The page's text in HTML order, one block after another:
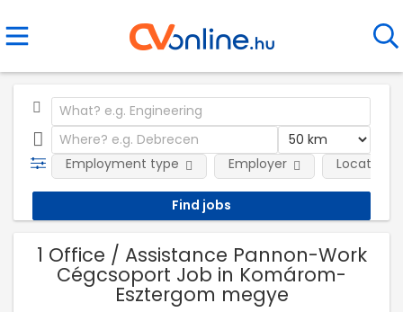
Employment type Employer Location
1 Office / Assistance Pannon-Work
Cégcsoport Job in Komárom-
Esztergom megye